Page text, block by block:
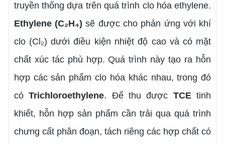
truyền thống dựa trên quá trình clo hóa ethylene.
Ethylene (C₂H₄) sẽ được cho phản ứng với khí
clo (Cl₂) dưới điều kiện nhiệt độ cao và có mặt
chất xúc tác phù hợp. Quá trình này tạo ra hỗn
hợp các sản phẩm clo hóa khác nhau, trong đó
cóTrichloroethylene. Để thu được TCEtinh
khiết, hỗn hợp sản phẩm cần trải qua quá trình
chưng cất phân đoạn, tách riêng các hợp chất có